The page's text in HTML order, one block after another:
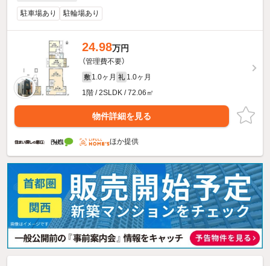
駐車場あり 駐輪場あり
24.98万円
（管理費不要）
敷 1.0ヶ月 礼 1.0ヶ月
1階 / 2SLDK / 72.06㎡
物件詳細を見る
ほか提供